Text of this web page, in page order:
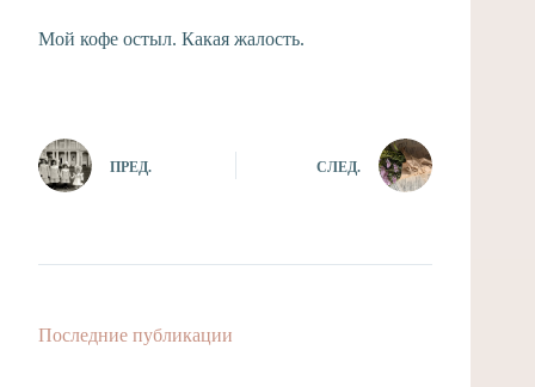
Мой кофе остыл. Какая жалость.
ПРЕД. СЛЕД.
Последние публикации